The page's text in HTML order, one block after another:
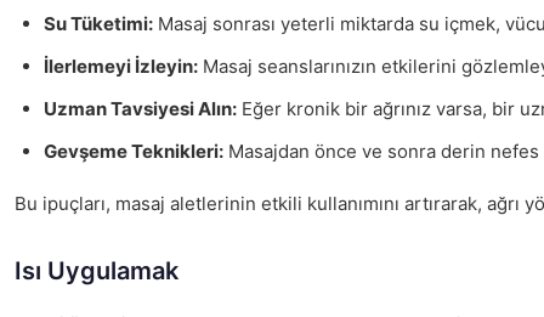
Su Tüketimi: Masaj sonrası yeterli miktarda su içmek,
İlerlemeyi İzleyin: Masaj seanslarınızın etkilerini
Uzman Tavsiyesi Alın: Eğer kronik bir ağrınız varsa, bir
Gevşeme Teknikleri: Masajdan önce ve sonra derin
Bu ipuçları, masaj aletlerinin etkili kullanımını artırarak,
Isı Uygulamak